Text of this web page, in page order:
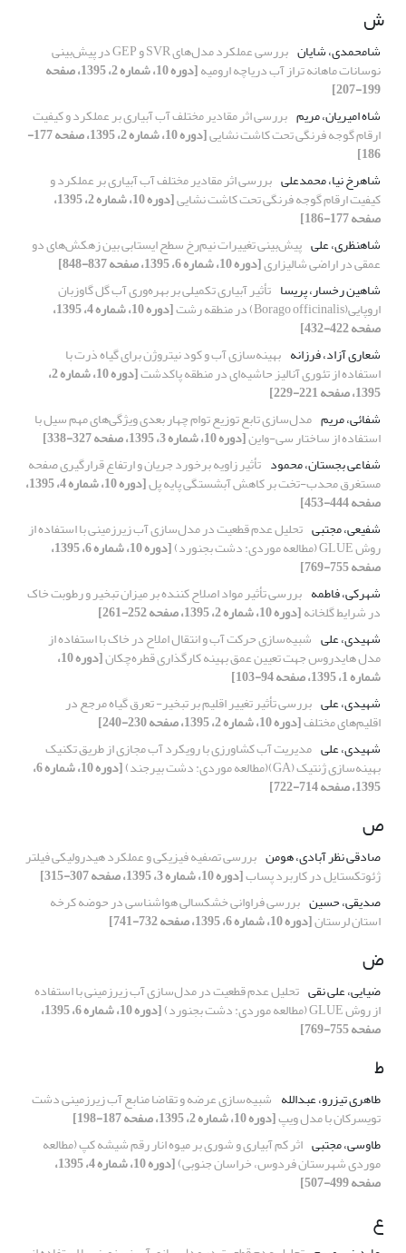
ش
شامحمدی، شایان بررسی عملکرد مدل‌های SVR و GEP در پیش‌بینی
نوسانات ماهانه تراز آب دریاچه ارومیه [دوره 10، شماره 2، 1395، صفحه
199-207]
شاه امیریان، مریم بررسی اثر مقادیر مختلف آب آبیاری بر عملکرد و کیفیت
ارقام گوجه فرنگی تحت کاشت نشایی [دوره 10، شماره 2، 1395، صفحه 177-
186]
شاهرخ نیا، محمدعلی بررسی اثر مقادیر مختلف آب آبیاری بر عملکرد و
کیفیت ارقام گوجه فرنگی تحت کاشت نشایی [دوره 10، شماره 2، 1395،
صفحه 177-186]
شاهنظری، علی پیش‌بینی تغییرات نیم‌رخ سطح ایستابی بین زهکش‌های دو
عمقی در اراضی شالیزاری[دوره 10، شماره 6، 1395، صفحه 837-848]
شاهین رخسار، پریسا تأثیر آبیاری تکمیلی بر بهره‌وری آب گل گاوزبان
اروپایی(Borago officinalis) در منطقه رشت [دوره 10، شماره 4، 1395،
صفحه 422-432]
شعاری آزاد، فرزانه بهینه‌سازی آب و کود نیتروژن برای گیاه ذرت با
استفاده از تئوری آنالیز حاشیه‌ای در منطقه پاکدشت [دوره 10، شماره 2،
1395، صفحه 221-229]
شفائی، مریم مدل‌سازی تابع توزیع توام چهار بعدی ویژگی‌های مهم سیل با
استفاده از ساختار سی-واین[دوره 10، شماره 3، 1395، صفحه 327-338]
شفاعی بجستان، محمود تأثیر زاویه برخورد جریان و ارتفاع قرارگیری صفحه
مستغرق محدب-تخت بر کاهش آبشستگی پایه پل [دوره 10، شماره 4، 1395،
صفحه 444-453]
شفیعی، مجتبی تحلیل عدم قطعیت در مدل‌سازی آب زیرزمینی با استفاده از
روش GLUE (مطالعه موردی: دشت بجنورد) [دوره 10، شماره 6، 1395،
صفحه 755-769]
شهرکی، فاطمه بررسی تأثیر مواد اصلاح کننده بر میزان تبخیر و رطوبت خاک
در شرایط گلخانه[دوره 10، شماره 2، 1395، صفحه 252-261]
شهیدی، علی شبیه‌سازی حرکت آب و انتقال املاح در خاک با استفاده از
مدل هایدروس جهت تعیین عمق بهینه کارگذاری قطره‌چکان [دوره 10،
شماره 1، 1395، صفحه 94-103]
شهیدی، علی بررسی تأثیر تغییر اقلیم بر تبخیر- تعرق گیاه مرجع در
اقلیم‌های مختلف[دوره 10، شماره 2، 1395، صفحه 230-240]
شهیدی، علی مدیریت آب کشاورزی با رویکرد آب مجازی از طریق تکنیک
بهینه‌سازی ژنتیک (GA)(مطالعه موردی: دشت بیرجند) [دوره 10، شماره 6،
1395، صفحه 714-722]
ص
صادقی نظر آبادی، هومن بررسی تصفیه فیزیکی و عملکرد هیدرولیکی فیلتر
ژئوتکستایل در کاربرد پساب[دوره 10، شماره 3، 1395، صفحه 307-315]
صدیقی، حسین بررسی فراوانی خشکسالی هواشناسی در حوضه کرخه
استان لرستان[دوره 10، شماره 6، 1395، صفحه 732-741]
ض
ضیایی، علی نقی تحلیل عدم قطعیت در مدل‌سازی آب زیرزمینی با استفاده
از روش GLUE (مطالعه موردی: دشت بجنورد) [دوره 10، شماره 6، 1395،
صفحه 755-769]
ط
طاهری تیزرو، عبدالله شبیه‌سازی عرضه و تقاضا منابع آب زیرزمینی دشت
تویسرکان با مدل ویپ[دوره 10، شماره 2، 1395، صفحه 187-198]
طاوسی، مجتبی اثر کم آبیاری و شوری بر میوه انار رقم شیشه کپ (مطالعه
موردی شهرستان فردوس، خراسان جنوبی) [دوره 10، شماره 4، 1395،
صفحه 499-507]
ع